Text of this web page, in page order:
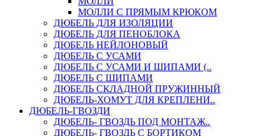
МОЛЛИ С ПРЯМЫМ КРЮКОМ
ДЮБЕЛЬ ДЛЯ ИЗОЛЯЦИИ
ДЮБЕЛЬ ДЛЯ ПЕНОБЛОКА
ДЮБЕЛЬ НЕЙЛОНОВЫЙ
ДЮБЕЛЬ С УСАМИ
ДЮБЕЛЬ С УСАМИ И ШИПАМИ (..
ДЮБЕЛЬ С ШИПАМИ
ДЮБЕЛЬ СКЛАДНОЙ ПРУЖИННЫЙ
ДЮБЕЛЬ-ХОМУТ ДЛЯ КРЕПЛЕНИ..
ДЮБЕЛЬ-ГВОЗДИ
ДЮБЕЛЬ- ГВОЗДЬ ПОД МОНТАЖ..
ДЮБЕЛЬ- ГВОЗДЬ С БОРТИКОМ